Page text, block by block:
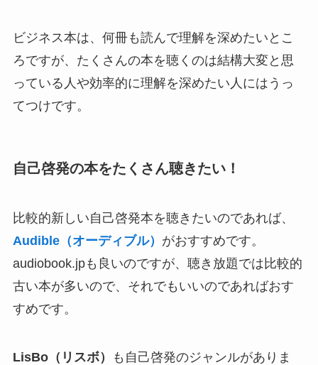
ビジネス本は、何冊も読んで理解を深めたいとこ
ろですが、たくさんの本を聴くのは結構大変と思
っている人や効率的に理解を深めたい人にはうっ
てつけです。
自己啓発の本をたくさん聴きたい！
比較的新しい自己啓発本を聴きたいのであれば、
Audible（オーディブル） がおすすめです。
audiobook.jpも良いのですが、聴き放題では比較的
古い本が多いので、それでもいいのであればおす
すめです。
LisBo（リスボ）
も自己啓発のジャンルがありま